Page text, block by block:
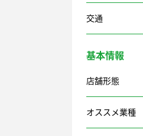
交通
基本情報
店舗形態
オススメ業種